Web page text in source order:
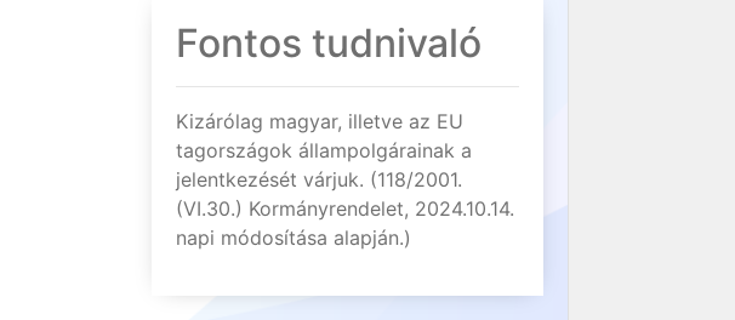
Fontos tudnivaló
Kizárólag magyar, illetve az EU
tagországok állampolgárainak a
jelentkezését várjuk. (118/2001.
(VI.30.) Kormányrendelet, 2024.10.14.
napi módosítása alapján.)